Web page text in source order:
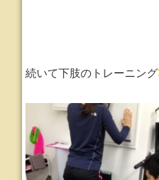
続いて下肢のトレーニング